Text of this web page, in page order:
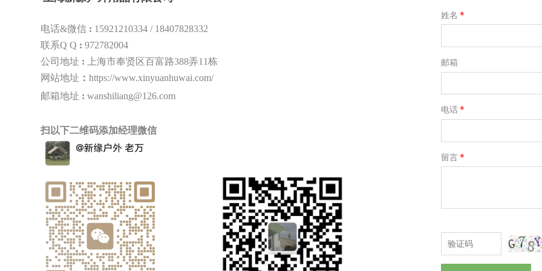
电话&微信 : 15921210334 / 18407828332
联系Q Q : 972782004
公司地址 :
上海市奉贤区百富路388弄11栋
网站地址 ： https://www.xinyuanhuwai.com/
邮箱地址 : wanshiliang@126.com
扫以下二维码添加经理微信
姓名 *
邮箱
电话*
留言*